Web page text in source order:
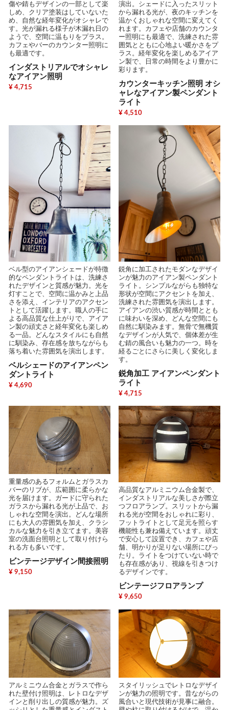
傷や錆もデザインの一部として楽
しめ、クリア塗装はしていないた
め、自然な経年変化がオシャレで
す。光が漏れる様子が木漏れ日の
ようで、空間に温もりをプラス。
カフェやバーのカウンター照明に
も最適です。
インダストリアルでオシャレ
なアイアン照明
¥ 4,715
演出。シェードに入ったスリット
から漏れる光が、夜のキッチンを
温かくおしゃれな空間に変えてく
れます。カフェや店舗のカウンタ
ー照明にも最適で、洗練された雰
囲気とともに心地よい暖かさをプ
ラス。経年変化を楽しめるアイア
ン製で、日常の時間をより豊かに
彩ります。
カウンターキッチン照明 オシ
ャレなアイアン製ペンダント
ライト
¥ 4,510
ベル型のアイアンシェードが特徴
的なペンダントライトは、洗練さ
れたデザインと質感が魅力。光を
灯すことで、空間に温かみと上品
さを添え、インテリアのアクセン
トとして活躍します。職人の手に
よる高品質な仕上がりで、アイア
ン製の頑丈さと経年変化も楽しめ
る一品。どんなスタイルにも自然
に馴染み、存在感を放ちながらも
落ち着いた雰囲気を演出します。
ベルシェードのアイアンペン
ダントライト
¥ 4,690
鋭角に加工されたモダンなデザイ
ンが魅力のアイアン製ペンダント
ライト。シンプルながらも独特な
形状が空間にアクセントを加え、
洗練された雰囲気を演出します。
アイアンの渋い質感が時間ととも
に味わいを深め、どんな空間にも
自然に馴染みます。無骨で無機質
なデザインが人気で、個体差が生
む錆の風合いも魅力の一つ。時を
経るごとにさらに美しく変化しま
す。
鋭角加工 アイアンペンダント
ライト
¥ 4,715
重量感のあるフォルムとガラスカ
バーのリブが、広範囲に柔らかな
光を届けます。ガードに守られた
ガラスから漏れる光が上品で、お
しゃれな空間を演出。どんな場所
にも大人の雰囲気を加え、クラシ
カルな魅力を引き立てます。美容
室の洗面台照明として取り付けら
れる方も多いです。
ビンテージデザイン間接照明
¥ 9,150
高品質なアルミニウム合金製で、
インダストリアルな美しさが際立
つフロアランプ。スリットから漏
れる光が空間をおしゃれに彩り、
フットライトとして足元を照らす
機能性も兼ね備えています。頑丈
で安心して設置でき、カフェや店
舗、明かりが足りない場所にぴっ
たり。ライトをつけていない時で
も存在感があり、視線を引きつけ
るデザインです。
ビンテージフロアランプ
¥ 9,650
アルミニウム合金とガラスで作ら
れた壁付け照明は、レトロなデザ
インと削り出しの質感が魅力。ズ
スタイリッシュでレトロなデザイ
ンが魅力の照明です。昔ながらの
風合いと現代技術が見事に融合。